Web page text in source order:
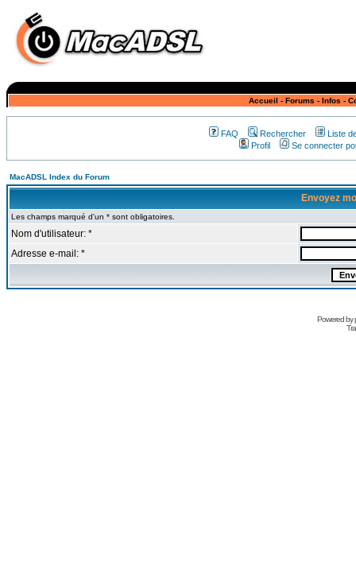
Accueil - Forums - Infos -
FAQ Rechercher
Liste
Profil
Se connecter
MacADSL Index du Forum
Envoyez
Les champs marqué d'un * sont obligatoires.
Nom d'utilisateur: *
Adresse e-mail: *
Powered by